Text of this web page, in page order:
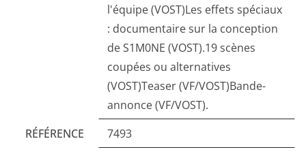
l'équipe (VOST)Les effets spéciaux
: documentaire sur la conception
de S1M0NE (VOST).19 scènes
coupées ou alternatives
(VOST)Teaser (VF/VOST)Bande-
annonce (VF/VOST).
RÉFÉRENCE
7493